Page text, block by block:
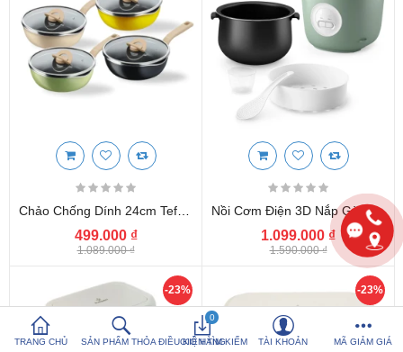
phẩm (%s)
Hotline:0816 505 655
Tải App SanHangRe nhận Quà
TRANG CHỦ SẢN PHẨM THỎA ĐIỀU KIỆN TÌM KIẾM
0
GIỎ HÀNG TÀI KHOẢN MÃ GIẢM GIÁ
499.000 ₫
1.089.000 ₫
Nồi Cơm Điện 3D Nắp Gài Philips 1.8 Lít HD3212/32 Chuẩn EU
1.099.000 ₫
1.590.000 ₫
-23% -23%